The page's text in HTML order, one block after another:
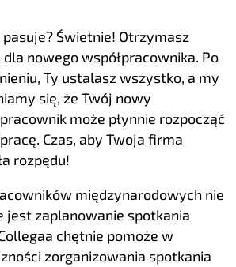
pasuje? Świetnie! Otrzymasz
nowego współpracownika. Po
Ty ustalasz wszystko, a my
się, że Twój nowy
może płynnie rozpocząć
Czas, aby Twoja firma
rozpędu!
międzynarodowych nie
jest zaplanowanie spotkania
chętnie pomoże w
zorganizowania spotkania